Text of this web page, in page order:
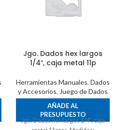
Jgo. Dados hex largos
1/4″, caja metal 11p
Herramientas Manuales, Dados
y Accesorios, Juego de Dados
AÑADE AL
PRESUPUESTO
Jgo. Dados hex largos 1/4", caja